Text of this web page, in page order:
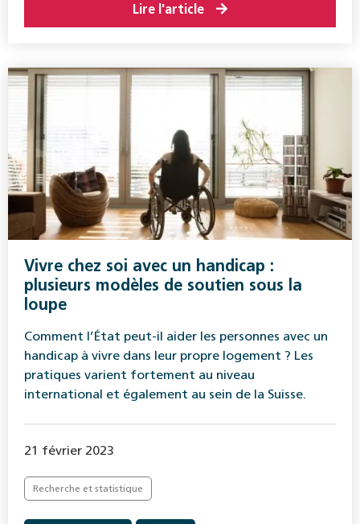
Lire l'article
Vivre chez soi avec un handicap :
plusieurs modèles de soutien sous la
loupe
Comment l’État peut-il aider les personnes avec un
handicap à vivre dans leur propre logement ? Les
pratiques varient fortement au niveau
international et également au sein de la Suisse.
21 février 2023
Recherche et statistique